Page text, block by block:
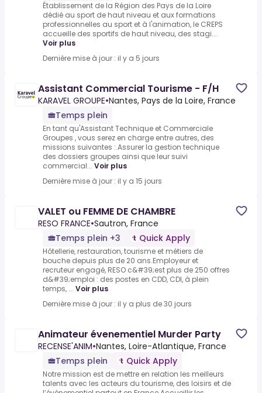
Établissement de la Région des Pays de la Loire
dédié au sport de haut niveau et aux formations
professionnelles au sport et à l'animation, le CREPS
accueille des sportifs de haut niveau, des stagi...
Voir plus
Dernière mise à jour : il y a 5 jours
Assistant Commercial Tourisme - F/H
KARAVEL GROUPE•Nantes, Pays de la Loire, France
Temps plein
En tant qu'Assistant Technique et Commerciale
Groupes , vous serez en charge entre autres, des
missions suivantes :.Assurer la gestion technique
des dossiers groupes ainsi que leur suivi
commercial... Voir plus
Dernière mise à jour : il y a 15 jours
VALET ou FEMME DE CHAMBRE
RESO FRANCE•Sautron, France
Temps plein +3
Quick Apply
Hôtellerie, restauration, tourisme et métiers de
bouche depuis plus de 20 ans.Employeur et
recruteur engagé, RESO c&#39;est plus de 250 offres
d&#39;emploi : des postes en CDD, CDI, à plein
temps, ... Voir plus
Dernière mise à jour : il y a plus de 30 jours
Animateur évenementiel Murder Party
RECENSE'ANIM•Nantes, Loire-Atlantique, France
Temps plein
Quick Apply
Notre mission est de mettre en relation les meilleurs
talents avec les acteurs du tourisme, des loisirs et de